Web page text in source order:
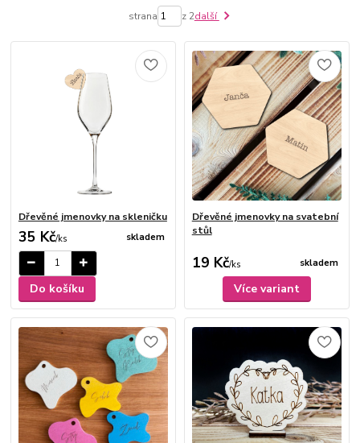
strana z 2další
Dřevěné jmenovky na skleničku
35 Kč/ks skladem
Do košíku
Dřevěné jmenovky na svatební
stůl
19 Kč/ks skladem
Více variant